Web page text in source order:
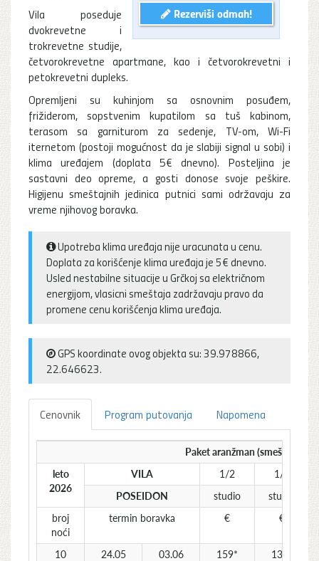
Rezerviši odmah!
Vila poseduje
dvokrevetne i
trokrevetne studije,
četvorokrevetne apartmane, kao i četvorokrevetni i
petokrevetni dupleks.
Opremljeni su kuhinjom sa osnovnim posuđem,
frižiderom, sopstvenim kupatilom sa tuš kabinom,
terasom sa garniturom za sedenje, TV-om, Wi-Fi
iternetom (postoji mogućnost da je slabiji signal u sobi) i
klima uređajem (doplata 5€ dnevno). Posteljina je
sastavni deo opreme, a gosti donose svoje peškire.
Higijenu smeštajnih jedinica putnici sami održavaju za
vreme njihovog boravka.
Upotreba klima uređaja nije uracunata u cenu.
Doplata za korišćenje klima uređaja je 5€ dnevno.
Usled nestabilne situacije u Grčkoj sa električnom
energijom, vlasicni smeštaja zadržavaju pravo da
promene cenu korišćenja klima uređaja.
GPS koordinate ovog objekta su: 39.978866,
22.646623.
Cenovnik Program putovanja Napomena
Paket aranžman (smeštaj +
leto
2026
VILA 1/2
1/3
POSEIDON
studio
studio
broj
noći
termin boravka € €
10 24.05 03.06 159*
139*